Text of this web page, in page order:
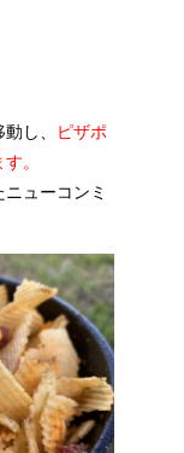
し、
ピザポ
。
ューコンミ